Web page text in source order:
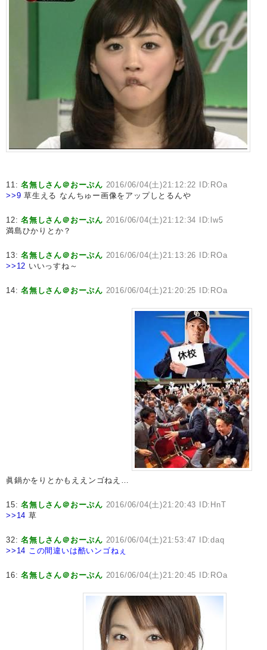
11:名無しさん＠おーぷん 2016/06/04(土)21:12:22 ID:ROa
>>9 草生える なんちゅー画像をアップしとるんや
12:名無しさん＠おーぷん 2016/06/04(土)21:12:34 ID:lw5
満島ひかりとか？
13:名無しさん＠おーぷん 2016/06/04(土)21:13:26 ID:ROa
>>12 いいっすね～
14:名無しさん＠おーぷん 2016/06/04(土)21:20:25 ID:ROa
眞鍋かをりとかもええンゴねえ…
15:名無しさん＠おーぷん 2016/06/04(土)21:20:43 ID:HnT
>>14 草
32:名無しさん＠おーぷん 2016/06/04(土)21:53:47 ID:daq
>>14 この間違いは酷いンゴねぇ
16:名無しさん＠おーぷん 2016/06/04(土)21:20:45 ID:ROa